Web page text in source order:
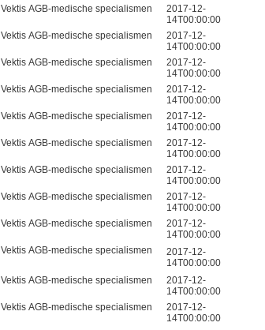
Vektis AGB-medische specialismen
2017-12-
14T00:00:00
Vektis AGB-medische specialismen
2017-12-
14T00:00:00
Vektis AGB-medische specialismen
2017-12-
14T00:00:00
Vektis AGB-medische specialismen
2017-12-
14T00:00:00
Vektis AGB-medische specialismen
2017-12-
14T00:00:00
Vektis AGB-medische specialismen
2017-12-
14T00:00:00
Vektis AGB-medische specialismen
2017-12-
14T00:00:00
Vektis AGB-medische specialismen
2017-12-
14T00:00:00
Vektis AGB-medische specialismen
2017-12-
14T00:00:00
Vektis AGB-medische specialismen
2017-12-
14T00:00:00
Vektis AGB-medische specialismen
2017-12-
14T00:00:00
Vektis AGB-medische specialismen
2017-12-
14T00:00:00